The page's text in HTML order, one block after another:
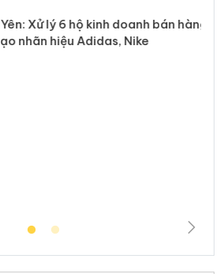
trong tháng 7